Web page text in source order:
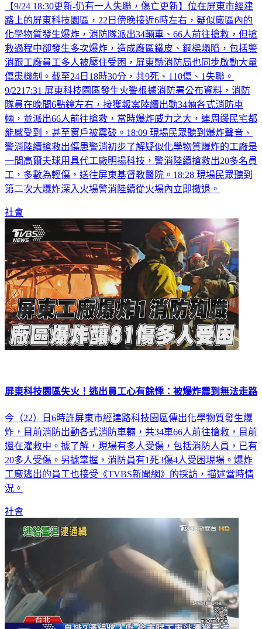
【9/24 18:30更新-仍有一人失聯，傷亡更新】位在屏東市經建
路上的屏東科技園區，22日傍晚接近6時左右，疑似廠區內的
化學物質發生爆炸，消防隊派出34輛車、66人前往搶救，但搶
救過程中卻發生多次爆炸，造成廠區鐵皮、鋼樑塌陷，包括警
消跟工廠員工多人被壓住受困，屏東縣消防局也同步啟動大量
傷患機制。截至24日18時30分，共9死、110傷、1失聯。
9/2217:31 屏東科技園區發生火警根據消防署公布資料，消防
隊員在晚間6點鐘左右，接獲報案陸續出動34輛各式消防車
輛，並派出66人前往搶救，當時爆炸威力之大，連周邊民宅都
能感受到，甚至窗戶被震破。18:09 現場民眾聽到爆炸聲音、
警消陸續搶救出傷患警消初步了解疑似化學物質爆炸的工廠是
一間高爾夫球用具代工廠明揚科技，警消陸續搶救出20多名員
工，多數為輕傷，送往屏東基督教醫院。18:28 現場民眾聽到
第二次大爆炸深入火場警消陸續從火場內立即撤退。
社會
屏東科技園區失火！逃出員工心有餘悸：被爆炸震到無法走路
今（22）日6時許屏東市經建路科技園區傳出化學物質發生爆
炸，目前消防出動各式消防車輛，共34車66人前往搶救，目前
還在灌救中。據了解，現場有多人受傷，包括消防人員，已有
20多人受傷。另據掌握，消防員有1死3傷4人受困現場。爆炸
工廠逃出的員工也接受《TVBS新聞網》的採訪，描述當時情
況。
社會